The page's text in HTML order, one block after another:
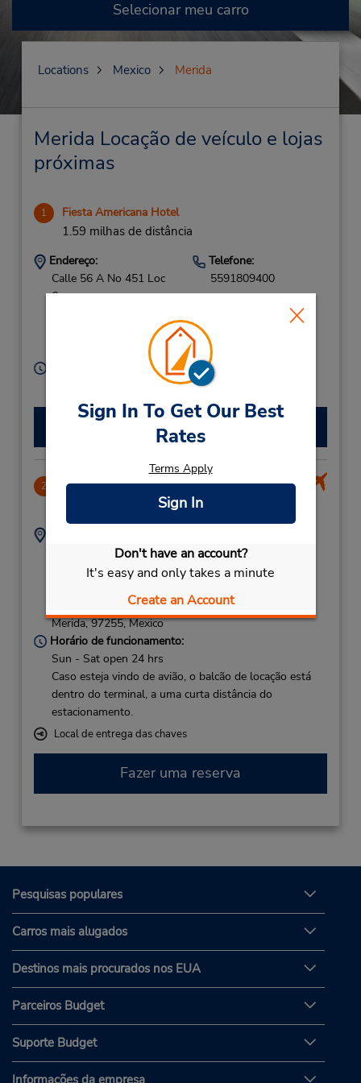
Sign In To Get Our Best
Rates
Terms Apply
Sign In
Don't have an account?
It's easy and only takes a minute
Create an Account
Selecionar meu carro
Locations Mexico Merida
Merida Locação de veículo e lojas
próximas
1 Fiesta Americana Hotel
1.59 milhas de distância
Endereço:
Calle 56 A No 451 Loc
6,
Mexico
Telefone:
5591809400
Horário de funcionamento:
Sun - Sat 7:00 AM - 8:00 PM
Fazer uma reserva
2 Merida Intl Airport
4.35 milhas de distância
Endereço:
Calle 21 No 305 Entre
Merida, 97255, Mexico
5591809400
Horário de funcionamento:
Sun - Sat open 24 hrs
Caso esteja vindo de avião, o balcão de locação está
dentro do terminal, a uma curta distância do
estacionamento.
Local de entrega das chaves
Fazer uma reserva
Pesquisas populares
Carros mais alugados
Destinos mais procurados nos EUA
Parceiros Budget
Suporte Budget